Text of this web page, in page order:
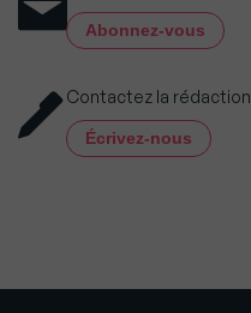
Abonnez-vous
Contactez la rédaction
Écrivez-nous